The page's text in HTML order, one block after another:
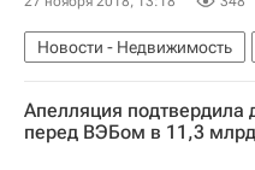
Новости - Недвижимость
Байкальский ЦБК
Инфраструктура
Россия
Апелляция подтвердила
перед ВЭБом в 11,3